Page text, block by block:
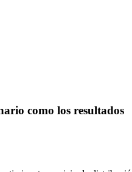
como los resultados